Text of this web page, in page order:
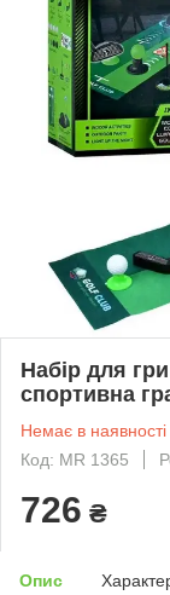
Набір для
спортивна
Немає в наявності
Код: MR 1365
726 ₴
Опис